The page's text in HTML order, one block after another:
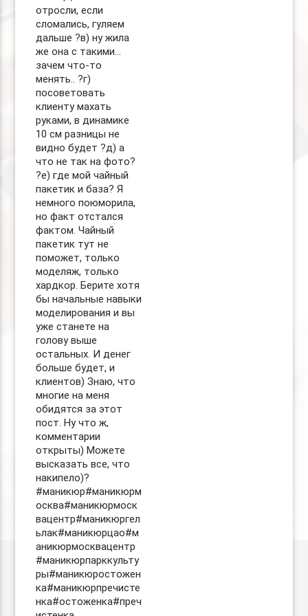
отросли, если
сломались, гуляем
дальше ?в) ну жила
же она с такими…
зачем что-то
менять.. ?г)
посоветовать
клиенту махать
руками, в динамике
10 см разницы не
видно будет ?д) а
что не так на фото?
?е) где мой чайный
пакетик и база? Я
немного поюморила,
но факт отстался
фактом. Чайный
пакетик тут не
поможет, только
моделяж, только
хардкор. Берите хотя
бы начальные навыки
моделирования и вы
уже станете на
голову выше
остальных. И денег
больше будет, и
клиентов) Знаю, что
многие на меня
обидятся за этот
пост. Ну что ж,
комментарии
открыты) Можете
высказать все, что
накипело)?
#маникюр#маникюрм
осква#маникюрмоск
вацентр#маникюргел
ьлак#маникюрцао#м
аникюрмосквацентр
#маникюрпарккульту
ры#маникюростожен
ка#маникюрпречисте
нка#остоженка#преч